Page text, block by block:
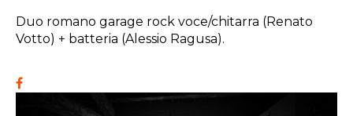
Duo romano garage rock voce/chitarra (Renato
Votto) + batteria (Alessio Ragusa).